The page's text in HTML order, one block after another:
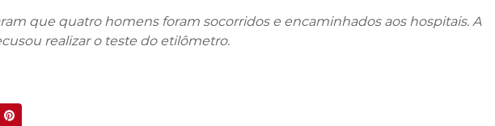
que quatro homens foram socorridos e encaminhados aos hospitais. A
realizar o teste do etilômetro.